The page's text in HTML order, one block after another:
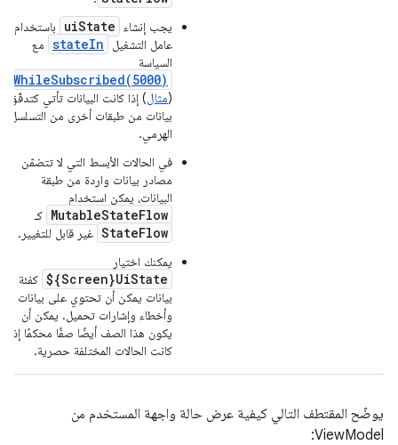
يجب إنشاء
uiState
باستخدام
عامل التشغيل
stateIn مع
السياسة
WhileSubscribed(5000)
(مثال) إذا كانت البيانات تأتي كتدفّق
بيانات من طبقات أخرى من التسلسل
الهرمي.
في الحالات الأبسط التي لا تتضمّن
مصادر بيانات واردة من طبقة
البيانات، يمكن استخدام
MutableStateFlow كـ
StateFlow غير قابل للتغيير.
يمكنك اختيار
${Screen}UiState كفئة
بيانات يمكن أن تحتوي على بيانات
وأخطاء وإشارات تحميل. يمكن أن
يكون هذا الصف أيضًا صفًا محكمًا إذا
كانت الحالات المختلفة حصرية.
يوضّح المقتطف التالي كيفية عرض حالة واجهة المستخدم من
ViewModel: